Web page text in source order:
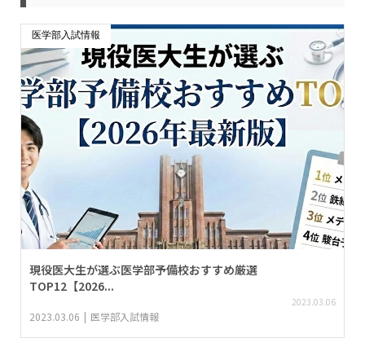
医学部入試情報
現役医大生が選ぶ医学部予備校おすすめ厳選
TOP12【2026...
2023.03.06
2023.03.06 医学部入試情報